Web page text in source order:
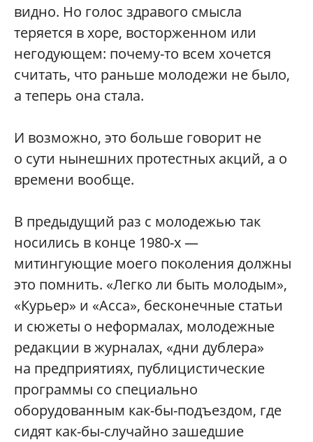
видно. Но голос здравого смысла
теряется в хоре, восторженном или
негодующем: почему-то всем хочется
считать, что раньше молодежи не было,
а теперь она стала.
И возможно, это больше говорит не
о сути нынешних протестных акций, а о
времени вообще.
В предыдущий раз с молодежью так
носились в конце 1980-х —
митингующие моего поколения должны
это помнить. «Легко ли быть молодым»,
«Курьер» и «Асса», бесконечные статьи
и сюжеты о неформалах, молодежные
редакции в журналах, «дни дублера»
на предприятиях, публицистические
программы со специально
оборудованным как-бы-подъездом, где
сидят как-бы-случайно зашедшие